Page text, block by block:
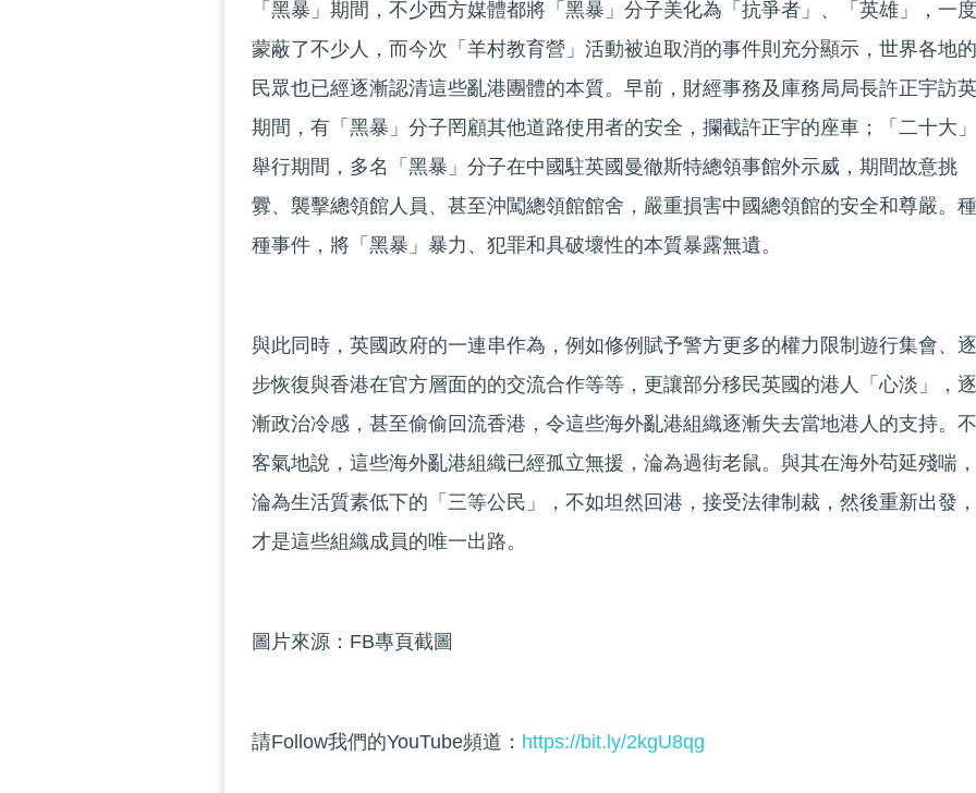
「黑暴」期間，不少西方媒體都將「黑暴」分子美化為「抗爭者」、「英雄」，一度
蒙蔽了不少人，而今次「羊村教育營」活動被迫取消的事件則充分顯示，世界各地的
民眾也已經逐漸認清這些亂港團體的本質。早前，財經事務及庫務局局長許正宇訪英
期間，有「黑暴」分子罔顧其他道路使用者的安全，攔截許正宇的座車；「二十大」
舉行期間，多名「黑暴」分子在中國駐英國曼徹斯特總領事館外示威，期間故意挑
釁、襲擊總領館人員、甚至沖闖總領館館舍，嚴重損害中國總領館的安全和尊嚴。種
種事件，將「黑暴」暴力、犯罪和具破壞性的本質暴露無遺。
與此同時，英國政府的一連串作為，例如修例賦予警方更多的權力限制遊行集會、逐
步恢復與香港在官方層面的的交流合作等等，更讓部分移民英國的港人「心淡」，逐
漸政治冷感，甚至偷偷回流香港，令這些海外亂港組織逐漸失去當地港人的支持。不
客氣地說，這些海外亂港組織已經孤立無援，淪為過街老鼠。與其在海外苟延殘喘，
淪為生活質素低下的「三等公民」，不如坦然回港，接受法律制裁，然後重新出發，
才是這些組織成員的唯一出路。
圖片來源：FB專頁截圖
請Follow我們的YouTube頻道： https://bit.ly/2kgU8qg